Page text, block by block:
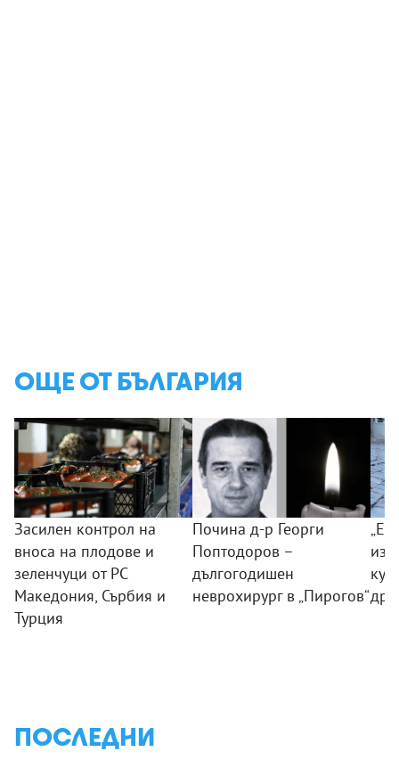
ОЩЕ ОТ БЪЛГАРИЯ
Засилен контрол на
вноса на плодове и
зеленчуци от РС
Македония, Сърбия и
Турция
Почина д-р Георги
Поптодоров –
дългогодишен
неврохирург в „Пирогов“
ПОСЛЕДНИ